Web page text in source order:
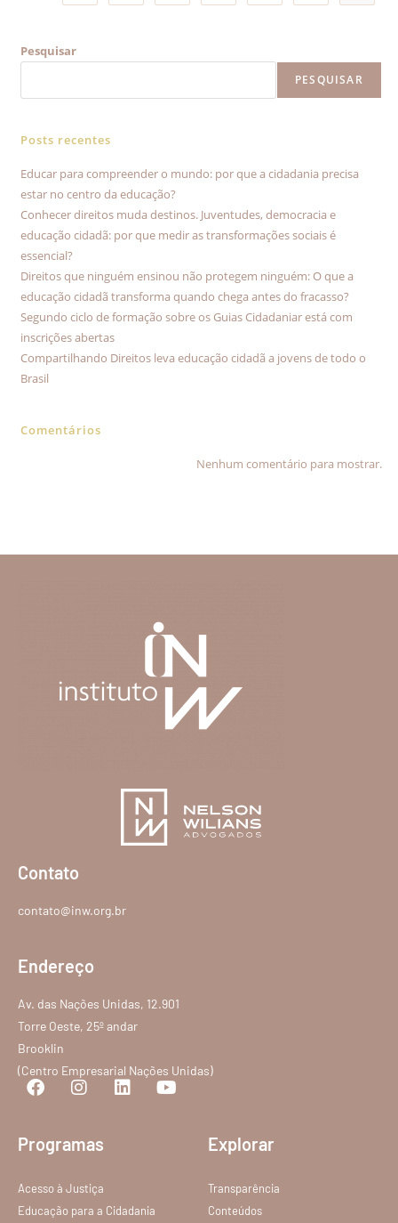
Pesquisar
PESQUISAR
Posts recentes
Educar para compreender o mundo: por que a cidadania precisa
estar no centro da educação?
Conhecer direitos muda destinos. Juventudes, democracia e
educação cidadã: por que medir as transformações sociais é
essencial?
Direitos que ninguém ensinou não protegem ninguém: O que a
educação cidadã transforma quando chega antes do fracasso?
Segundo ciclo de formação sobre os Guias Cidadaniar está com
inscrições abertas
Compartilhando Direitos leva educação cidadã a jovens de todo o
Brasil
Comentários
Nenhum comentário para mostrar.
Contato
contato@inw.org.br
Endereço
Av. das Nações Unidas, 12.901
Torre Oeste, 25º andar
Brooklin
(Centro Empresarial Nações Unidas)
Programas
Acesso à Justiça
Educação para a Cidadania
Explorar
Transparência
Conteúdos